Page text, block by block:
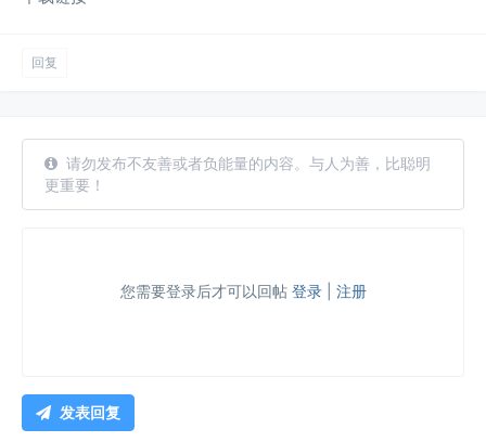
回复
请勿发布不友善或者负能量的内容。与人为善，比聪明
更重要！
您需要登录后才可以回帖 登录| 注册
发表回复